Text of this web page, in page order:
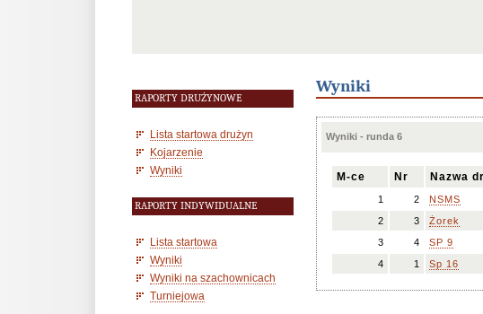
RAPORTY DRUŻYNOWE
Lista startowa drużyn
Kojarzenie
Wyniki
RAPORTY INDYWIDUALNE
Lista startowa
Wyniki
Wyniki na szachownicach
Turniejowa
Wyniki
Wyniki - runda 6
M-ce Nr Nazwa
1 2 NSMS
2
3 Żorek
3
4 SP 9
4
1 Sp 16